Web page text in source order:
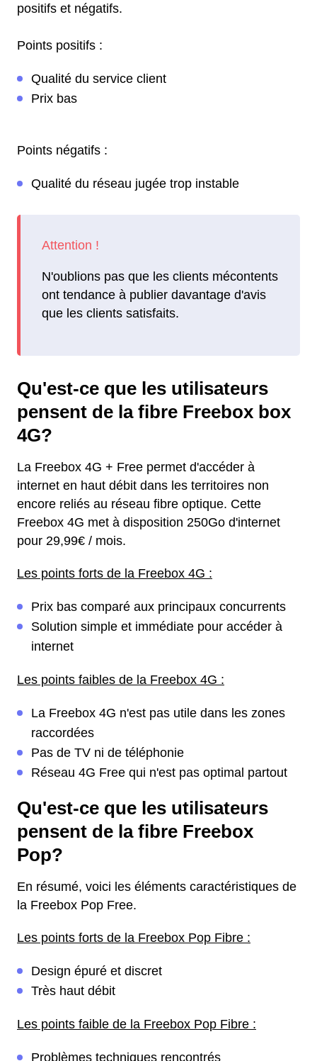
positifs et négatifs.
Points positifs :
Qualité du service client
Prix bas
Points négatifs :
Qualité du réseau jugée trop instable
N'oublions pas que les clients mécontents
ont tendance à publier davantage d'avis
que les clients satisfaits.
Qu'est-ce que les utilisateurs
pensent de la fibre Freebox box
4G?
La Freebox 4G + Free permet d'accéder à
internet en haut débit dans les territoires non
encore reliés au réseau fibre optique. Cette
Freebox 4G met à disposition 250Go d'internet
pour 29,99€ / mois.
Les points forts de la Freebox 4G :
Prix bas comparé aux principaux concurrents
Solution simple et immédiate pour accéder à
internet
Les points faibles de la Freebox 4G :
La Freebox 4G n'est pas utile dans les zones
raccordées
Pas de TV ni de téléphonie
Réseau 4G Free qui n'est pas optimal partout
Qu'est-ce que les utilisateurs
pensent de la fibre Freebox
Pop?
En résumé, voici les éléments caractéristiques de
la Freebox Pop Free.
Les points forts de la Freebox Pop Fibre :
Design épuré et discret
Très haut débit
Les points faible de la Freebox Pop Fibre :
Problèmes techniques rencontrés